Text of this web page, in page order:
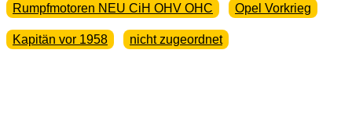
Rumpfmotoren NEU CiH OHV OHC Opel Vorkrieg
Kapitän vor 1958 nicht zugeordnet